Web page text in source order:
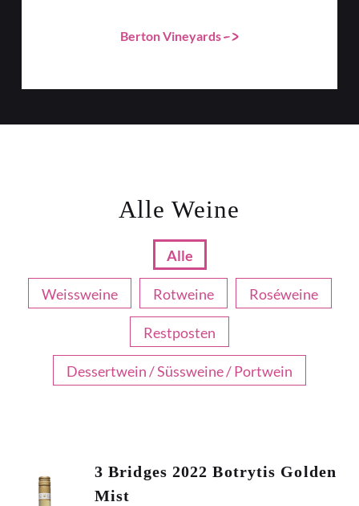
Berton Vineyards
Alle Weine
Alle
Weissweine Rotweine Roséweine
Restposten
Dessertwein / Süssweine / Portwein
3 Bridges 2022 Botrytis Golden
Mist